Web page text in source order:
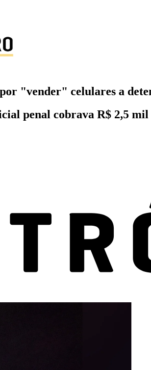
"vender" celulares a
penal cobrava R$ 2,5